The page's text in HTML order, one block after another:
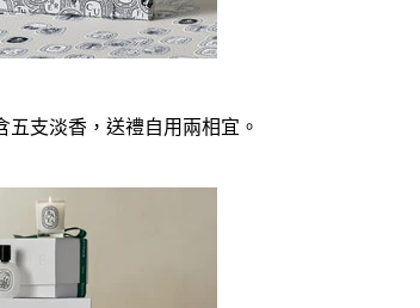
支淡香，送禮自用兩相宜。